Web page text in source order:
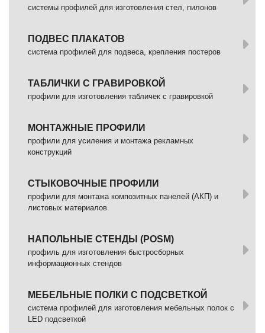
системы профилей для изготовления стел, пилонов
ПОДВЕС ПЛАКАТОВ
система профилей для подвеса, крепления постеров
ТАБЛИЧКИ С ГРАВИРОВКОЙ
профили для изготовления табличек с гравировкой
МОНТАЖНЫЕ ПРОФИЛИ
профили для усиления и монтажа рекламных
конструкций
СТЫКОВОЧНЫЕ ПРОФИЛИ
профили для монтажа композитных панелей (АКП) и
листовых материалов
НАПОЛЬНЫЕ СТЕНДЫ (POSM)
профиль для изготовления быстросборных
информационных стендов
МЕБЕЛЬНЫЕ ПОЛКИ С ПОДСВЕТКОЙ
cистема профилей для изготовления мебельных полок с
LED подсветкой